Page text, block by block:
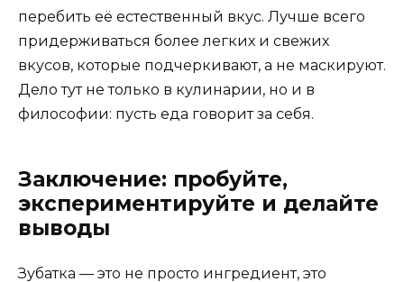
перебить её естественный вкус. Лучше всего
придерживаться более легких и свежих
вкусов, которые подчеркивают, а не маскируют.
Дело тут не только в кулинарии, но и в
философии: пусть еда говорит за себя.
Заключение: пробуйте,
экспериментируйте и делайте
выводы
Зубатка — это не просто ингредиент, это